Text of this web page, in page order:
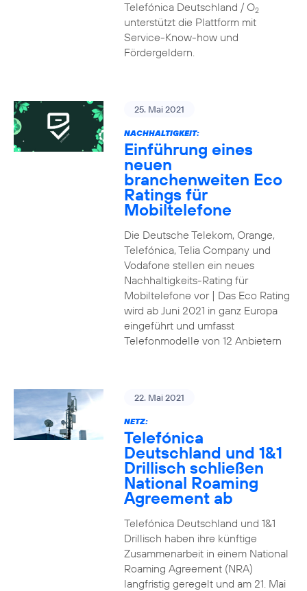
Telefónica Deutschland / O2
unterstützt die Plattform mit
Service-Know-how und
Fördergeldern.
25. Mai 2021
NACHHALTIGKEIT:
Einführung eines
neuen
branchenweiten Eco
Ratings für
Mobiltelefone
Die Deutsche Telekom, Orange,
Telefónica, Telia Company und
Vodafone stellen ein neues
Nachhaltigkeits-Rating für
Mobiltelefone vor | Das Eco Rating
wird ab Juni 2021 in ganz Europa
eingeführt und umfasst
Telefonmodelle von 12 Anbietern
22. Mai 2021
NETZ:
Telefónica
Deutschland und 1&1
Drillisch schließen
National Roaming
Agreement ab
Telefónica Deutschland und 1&1
Drillisch haben ihre künftige
Zusammenarbeit in einem National
Roaming Agreement (NRA)
langfristig geregelt und am 21. Mai